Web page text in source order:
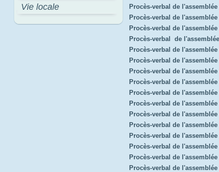
Vie locale
Procès-verbal de
Procès-verbal de
Procès-verbal de
Procès-verbal de
Procès-verbal de
Procès-verbal de
Procès-verbal de
Procès-verbal de
Procès-verbal de
Procès-verbal de
Procès-verbal de
Procès-verbal de
Procès-verbal de
Procès-verbal de
Procès-verbal de
Procès-verbal de